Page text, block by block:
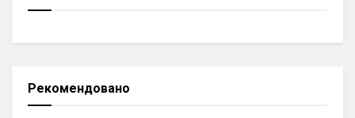
Рекомендовано